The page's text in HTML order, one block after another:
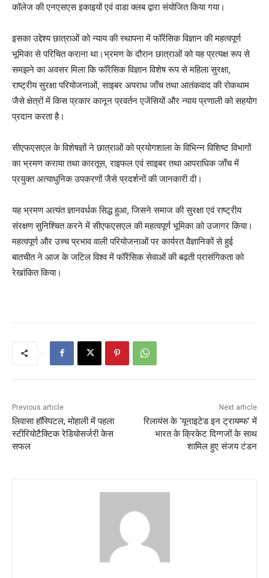
कॉलेज की एनएसएस इकाइयों एवं वाडा क्लब द्वारा संयोजित किया गया।
इसका उद्देश्य छात्राओं को न्याय की स्थापना में फॉरेंसिक विज्ञान की महत्वपूर्ण
भूमिका से परिचित कराना था।भ्रमण के दौरान छात्राओं को यह प्रत्यक्ष रूप से
समझने का अवसर मिला कि फॉरेंसिक विज्ञान विशेष रूप से महिला सुरक्षा,
राष्ट्रीय सुरक्षा परियोजनाओं, साइबर अपराध जाँच तथा आतंकवाद की रोकथाम
जैसे क्षेत्रों में किस प्रकार कानून प्रवर्तन एजेंसियों और न्याय प्रणाली को सहयोग
प्रदान करता है।
सीएफएसएल के विशेषज्ञों ने छात्राओं को प्रयोगशाला के विभिन्न विशिष्ट विभागों
का भ्रमण कराया तथा कारतूस, राइफल एवं साइबर तथा आपराधिक जाँच में
प्रयुक्त अत्याधुनिक उपकरणों जैसे प्रदर्शनों की जानकारी दी।
यह भ्रमण अत्यंत ज्ञानवर्धक सिद्ध हुआ, जिसने समाज की सुरक्षा एवं राष्ट्रीय
संरक्षण सुनिश्चित करने में सीएफएसएल की महत्वपूर्ण भूमिका को उजागर किया।
महत्वपूर्ण और उच्च प्रभाव वाली परियोजनाओं पर कार्यरत वैज्ञानिकों से हुई
बातचीत ने आज के जटिल विश्व में फॉरेंसिक सेवाओं की बढ़ती प्रासंगिकता को
रेखांकित किया।
Previous article
लिवासा हॉस्पिटल, मोहाली में पहला
स्टीरियोटैक्टिक रेडियोसर्जरी केस
सफल
Next article
रिलायंस के ‘यूनाइटेड इन ट्रायम्फ’ में
भारत के क्रिकेट दिग्गजों के साथ
शामिल हुए संजय टंडन